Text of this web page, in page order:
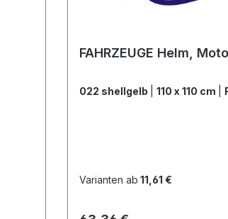
FAHRZEUGE Helm,
022 shellgelb |110 x 110 cm
Varianten ab 11,61 €